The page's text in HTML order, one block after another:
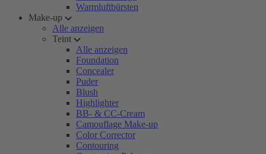
Warmluftbürsten
Make-up
Alle anzeigen
Teint
Alle anzeigen
Foundation
Concealer
Puder
Blush
Highlighter
BB- & CC-Cream
Camouflage Make-up
Color Corrector
Contouring